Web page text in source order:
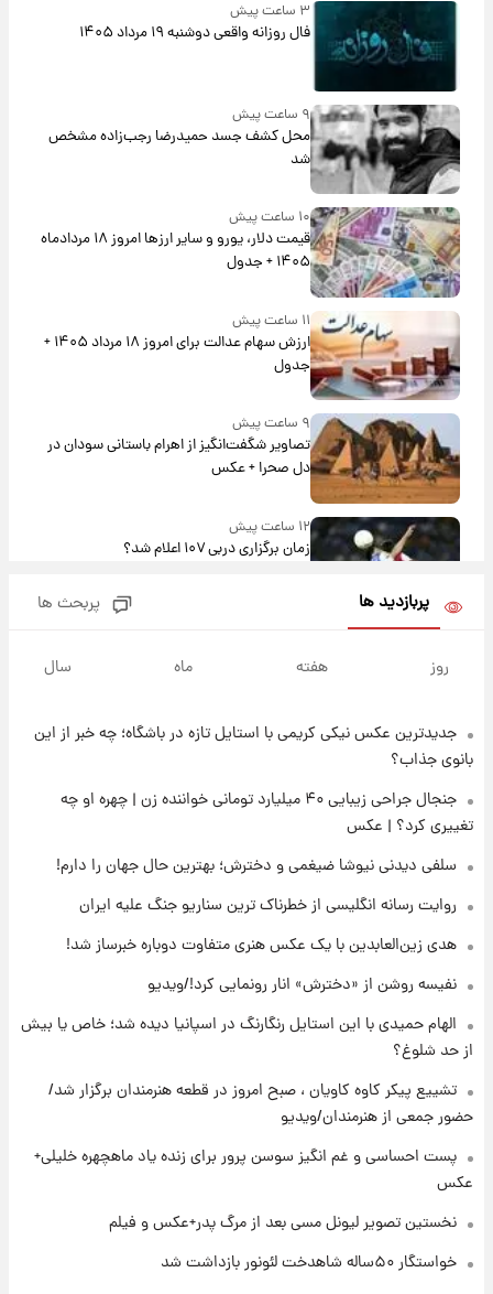
۳ ساعت پیش
فال روزانه واقعی دوشنبه ۱۹ مرداد ۱۴۰۵
۹ ساعت پیش
محل کشف جسد حمیدرضا رجب‌زاده مشخص
شد
۱۰ ساعت پیش
قیمت دلار، یورو و سایر ارزها امروز ۱۸ مردادماه
۱۴۰۵ + جدول
۱۱ ساعت پیش
ارزش سهام عدالت برای امروز ۱۸ مرداد ۱۴۰۵ +
جدول
۹ ساعت پیش
تصاویر شگفت‌انگیز از اهرام باستانی سودان در
دل صحرا + عکس
۱۲ ساعت پیش
زمان برگزاری دربی ۱۰۷ اعلام شد؟
جزئیات
۱۴ ساعت پیش
آتش‌سوزی در لوناپارک شیراز؛ آخرین وضعیت
خزندگان خطرناک پس از حادثه
۱۹ ساعت پیش
خواستگار ۵۰ساله شاهدخت لئونور بازداشت شد
پدر+عکس و فیلم
استوری مرموز محمدحسین میثاقی با موی
پربازدید ها پربحث ها
روز هفته ماه سال
جدیدترین عکس نیکی کریمی با استایل تازه در باشگاه؛ چه خبر از این
بانوی جذاب؟
جنجال جراحی زیبایی ۴۰ میلیارد تومانی خواننده زن | چهره او چه
تغییری کرد؟ | عکس
سلفی دیدنی نیوشا ضیغمی و دخترش؛ بهترین حال جهان را دارم!
روایت رسانه انگلیسی از خطرناک ترین سناریو جنگ علیه ایران
هدی زین‌العابدین با یک عکس هنری متفاوت دوباره خبرساز شد!
نفیسه روشن از «دخترش» انار رونمایی کرد!/ویدیو
الهام حمیدی با این استایل رنگارنگ در اسپانیا دیده شد؛ خاص یا بیش
از حد شلوغ؟
تشییع پیکر کاوه کاویان ، صبح امروز در قطعه هنرمندان برگزار شد/
حضور جمعی از هنرمندان/ویدیو
پست احساسی و غم انگیز سوسن پرور برای زنده یاد ماهچهره خلیلی+
عکس
نخستین تصویر لیونل مسی بعد از مرگ پدر+عکس و فیلم
خواستگار ۵۰ساله شاهدخت لئونور بازداشت شد